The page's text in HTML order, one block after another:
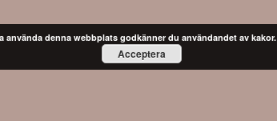
använda denna webbplats godkänner du användandet av kakor.
Acceptera